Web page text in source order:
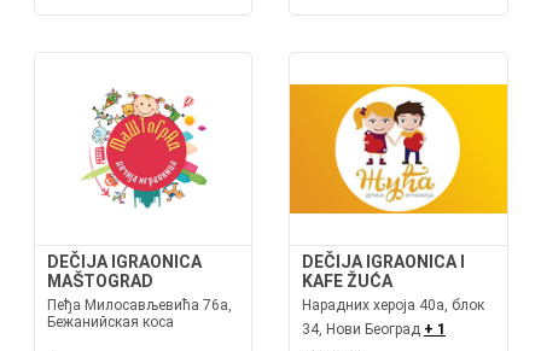
DEČIJA IGRAONICA
MAŠTOGRAD
Пеђа Милосављевића 76а,
Бежанийская коса
DEČIJA IGRAONICA I
KAFE ŽUĆA
Нарадних хероја 40а, блок
34, Нови Београд + 1